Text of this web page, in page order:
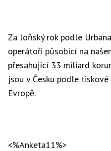
Za loňský rok podle
operátoři působící na
přesahující 33 miliard
jsou v Česku podle
Evropě.
<%Anketa11%>